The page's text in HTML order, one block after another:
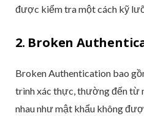
được kiểm tra một cách kỹ
2. Broken
Broken Authentication bao
trình xác thực, thường đến từ
nhau như mật khẩu không